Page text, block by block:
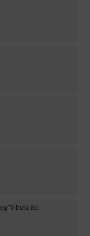
Tribute Ed.